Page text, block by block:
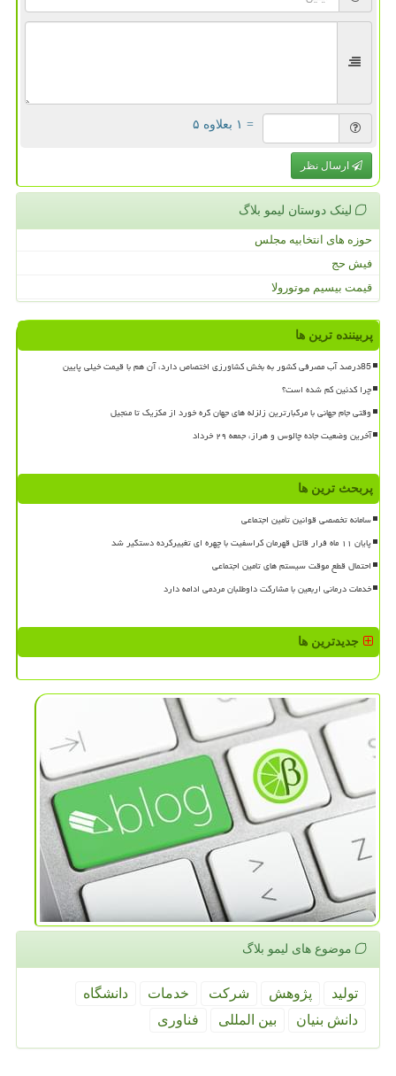
= ۱ بعلاوه ۵
ارسال نظر
لینک دوستان لیمو بلاگ
حوزه های انتخابیه مجلس
فیش حج
قیمت بیسیم موتورولا
پربیننده ترین ها
85درصد آب مصرفی کشور به بخش کشاورزی اختصاص دارد، آن هم با قیمت خیلی پایین
چرا کدئین کم شده است؟
وقتی جام جهانی با مرگبارترین زلزله های جهان گره خورد از مکزیک تا منجیل
آخرین وضعیت جاده چالوس و هراز، جمعه ۲۹ خرداد
پربحث ترین ها
سامانه تخصصی قوانین تأمین اجتماعی
پایان ۱۱ ماه فرار قاتل قهرمان کراسفیت با چهره ای تغییرکرده دستگیر شد
احتمال قطع موقت سیستم های تامین اجتماعی
خدمات درمانی اربعین با مشارکت داوطلبان مردمی ادامه دارد
جدیدترین ها
موضوع های لیمو بلاگ
تولید پژوهش شركت خدمات
دانشگاه
دانش بنیان
بین المللی فناوری